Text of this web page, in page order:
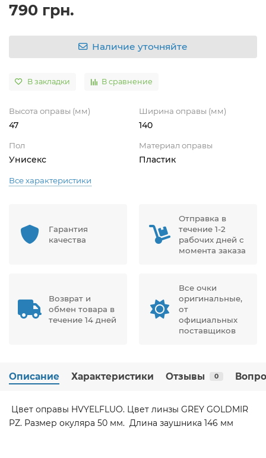
790 грн.
Наличие уточняйте
В закладки В сравнение
Высота оправы (мм)
47
Ширина оправы (мм)
140
Пол
Унисекс
Материал оправы
Пластик
Все характеристики
Гарантия
качества
Отправка в
течение 1-2
рабочих дней с
момента заказа
Возврат и
обмен товара в
течение 14 дней
Все очки
оригинальные,
от
официальных
поставщиков
Описание Характеристики Отзывы 0
Цвет оправы HVYELFLUO. Цвет линзы GREY GOLDMIR
PZ. Размер окуляра 50 мм. Длина заушника 146 мм